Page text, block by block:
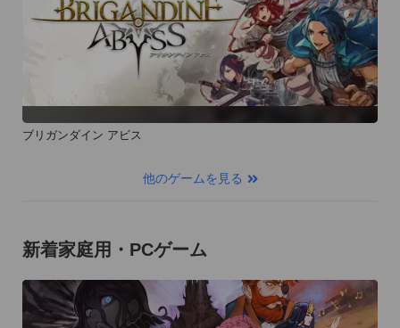
ブリガンダイン アビス
他のゲームを見る
新着家庭用・PCゲーム